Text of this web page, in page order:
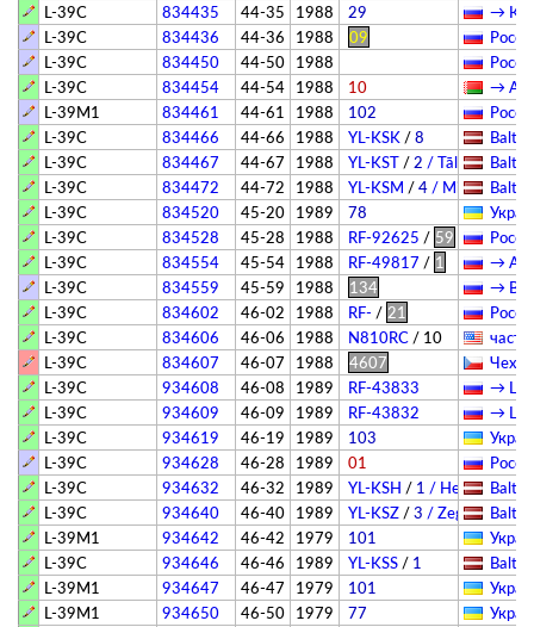
L-39C
834435 44-35 1988 29
→
L-39C
834436 44-36 1988 09
L-39C
834450 44-50 1988
L-39C
834454 44-54 1988 10
→
L-39M1
834461 44-61 1988 102
L-39C
834466 44-66 1988 YL-KSK /8
Baltic
L-39C
834467 44-67 1988 YL-KST /2 / TālivaldisBaltic
L-39C
834472 44-72 1988 YL-KSM /4 / Milda Baltic
L-39C
834520 45-20 1989 78
L-39C
834528 45-28 1988 RF-92625 / 59
L-39C
834554 45-54 1988 RF-49817 / 1
→
L-39C
834559 45-59 1988 134
→
L-39C
834602 46-02 1988 RF- / 21
L-39C
834606 46-06 1988 N810RC / 10
L-39C
834607 46-07 1988 4607
L-39C
934608 46-08 1989 RF-43833
→
L-39C
934609 46-09 1989 RF-43832
→
L-39C
934619 46-19 1989 103
L-39C
934628 46-28 1989 01
L-39C
934632 46-32 1989 YL-KSH / 1 / HercogsBaltic
L-39C
934640 46-40 1989 YL-KSZ /3 / Zegta Zirgs
Baltic
L-39M1
934642 46-42 1979 101
L-39C
934646 46-46 1989 YL-KSS / 1
Baltic
L-39M1
934647 46-47 1979 101
L-39M1
934650 46-50 1979 77